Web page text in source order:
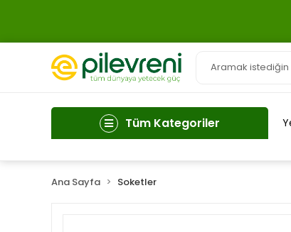
Tüm Kategoriler
Ana Sayfa Soketler